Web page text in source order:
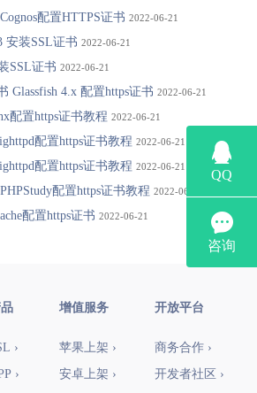
配置HTTPS证书 2022-06-21
安装SSL证书 2022-06-21
SSL证书 2022-06-21
Glassfish 4.x 配置https证书 2022-06-21
配置https证书教程 2022-06-21
配置https证书教程 2022-06-21
配置https证书教程 2022-06-21
配置https证书教程 2022-06-21
配置https证书 2022-06-21
›
›
增值服务
苹果上架 ›
安卓上架 ›
开放平台
商务合作 ›
开发者社区 ›